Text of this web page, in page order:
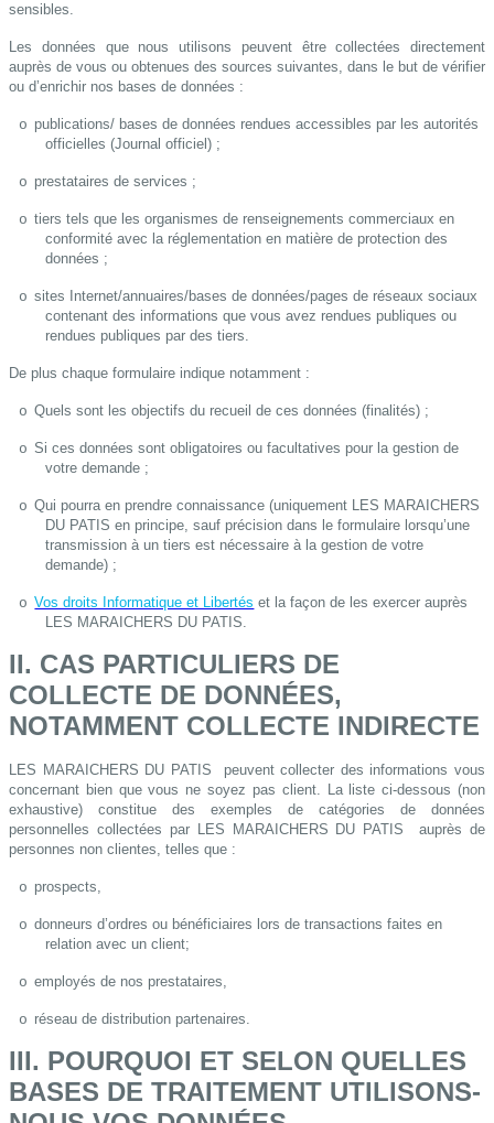
sensibles.
Les données que nous utilisons peuvent être collectées directement
auprès de vous ou obtenues des sources suivantes, dans le but de vérifier
ou d’enrichir nos bases de données :
o publications/ bases de données rendues accessibles par les autorités
officielles (Journal officiel) ;
o prestataires de services ;
o tiers tels que les organismes de renseignements commerciaux en
conformité avec la réglementation en matière de protection des
données ;
o sites Internet/annuaires/bases de données/pages de réseaux sociaux
contenant des informations que vous avez rendues publiques ou
rendues publiques par des tiers.
De plus chaque formulaire indique notamment :
o Quels sont les objectifs du recueil de ces données (finalités) ;
o Si ces données sont obligatoires ou facultatives pour la gestion de
votre demande ;
o Qui pourra en prendre connaissance (uniquement LES MARAICHERS
DU PATIS en principe, sauf précision dans le formulaire lorsqu’une
transmission à un tiers est nécessaire à la gestion de votre
demande) ;
o Vos droits Informatique et Libertés et la façon de les exercer auprès
LES MARAICHERS DU PATIS.
II. CAS PARTICULIERS DE
COLLECTE DE DONNÉES,
NOTAMMENT COLLECTE INDIRECTE
LES MARAICHERS DU PATIS
peuvent collecter des informations vous
concernant bien que vous ne soyez pas client. La liste ci-dessous (non
exhaustive) constitue des exemples de catégories de données
personnelles collectées par LES MARAICHERS DU PATIS
auprès de
personnes non clientes, telles que :
o prospects,
o donneurs d’ordres ou bénéficiaires lors de transactions faites en
relation avec un client;
o employés de nos prestataires,
o réseau de distribution partenaires.
III. POURQUOI ET SELON QUELLES
BASES DE TRAITEMENT UTILISONS-